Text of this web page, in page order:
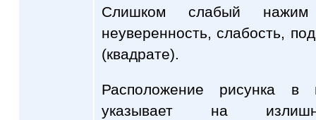
Слишком слабый
неуверенность, слабость,
(квадрате).
Расположение рисунка в
указывает на